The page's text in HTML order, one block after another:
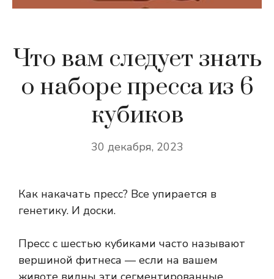
Что вам следует знать
о наборе пресса из 6
кубиков
30 декабря, 2023
Как накачать пресс? Все упирается в
генетику. И доски.
Пресс с шестью кубиками часто называют
вершиной фитнеса — если на вашем